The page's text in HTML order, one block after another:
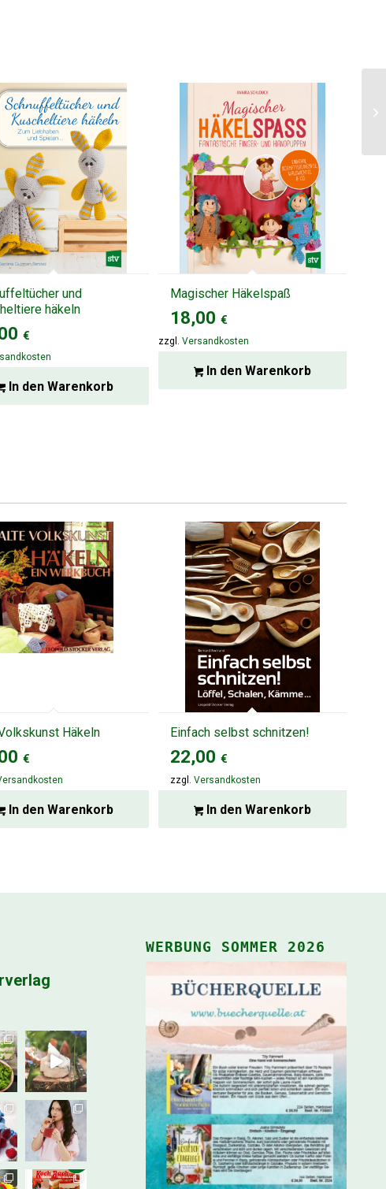
und
häkeln
€
In den Warenkorb
Magischer Häkelspaß
18,00€
zzgl.Versandkosten
In den Warenkorb
Häkeln
€
In den Warenkorb
Einfach selbst schnitzen!
22,00€
zzgl.Versandkosten
In den Warenkorb
WERBUNG SOMMER 2026